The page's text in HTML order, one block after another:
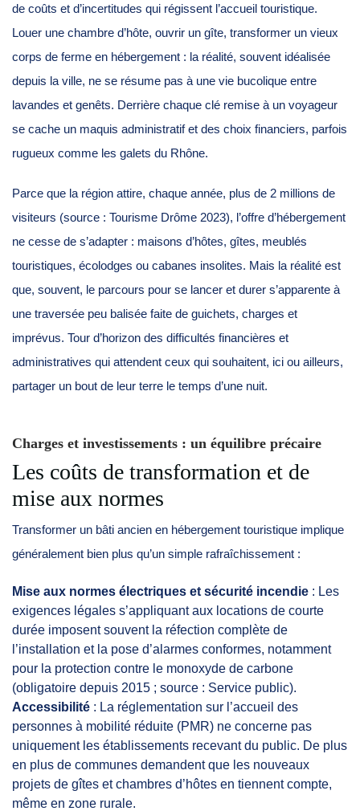
de coûts et d’incertitudes qui régissent l’accueil touristique.
Louer une chambre d’hôte, ouvrir un gîte, transformer un vieux
corps de ferme en hébergement : la réalité, souvent idéalisée
depuis la ville, ne se résume pas à une vie bucolique entre
lavandes et genêts. Derrière chaque clé remise à un voyageur
se cache un maquis administratif et des choix financiers, parfois
rugueux comme les galets du Rhône.
Parce que la région attire, chaque année, plus de 2 millions de
visiteurs (source : Tourisme Drôme 2023), l’offre d’hébergement
ne cesse de s’adapter : maisons d’hôtes, gîtes, meublés
touristiques, écolodges ou cabanes insolites. Mais la réalité est
que, souvent, le parcours pour se lancer et durer s’apparente à
une traversée peu balisée faite de guichets, charges et
imprévus. Tour d’horizon des difficultés financières et
administratives qui attendent ceux qui souhaitent, ici ou ailleurs,
partager un bout de leur terre le temps d’une nuit.
Charges et investissements : un équilibre précaire
Les coûts de transformation et de
mise aux normes
Transformer un bâti ancien en hébergement touristique implique
généralement bien plus qu’un simple rafraîchissement :
Mise aux normes électriques et sécurité incendie : Les
exigences légales s’appliquant aux locations de courte
durée imposent souvent la réfection complète de
l’installation et la pose d’alarmes conformes, notamment
pour la protection contre le monoxyde de carbone
(obligatoire depuis 2015 ; source : Service public).
Accessibilité : La réglementation sur l’accueil des
personnes à mobilité réduite (PMR) ne concerne pas
uniquement les établissements recevant du public. De plus
en plus de communes demandent que les nouveaux
projets de gîtes et chambres d’hôtes en tiennent compte,
même en zone rurale.